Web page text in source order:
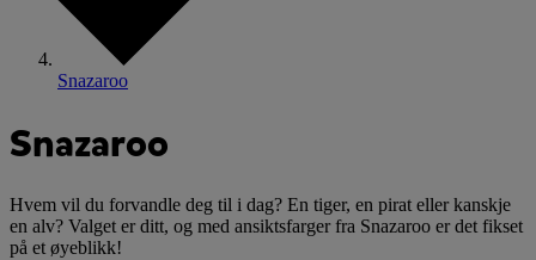
Snazaroo
Snazaroo
Hvem vil du forvandle deg til i dag? En tiger, en pirat eller kanskje
en alv? Valget er ditt, og med ansiktsfarger fra Snazaroo er det fikset
på et øyeblikk!